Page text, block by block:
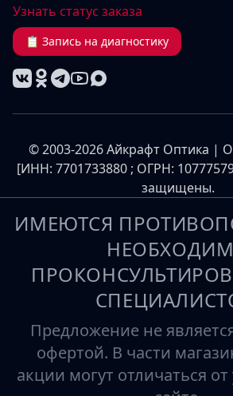
Узнать статус заказа
📋 Запись на диагностику
© 2003-2026 Айкрафт Оптика |
[ИНН: 7701733880 ; ОГРН:
защищены.
ИМЕЮТСЯ
Предложение не
офертой. В части
акции могут отличаться